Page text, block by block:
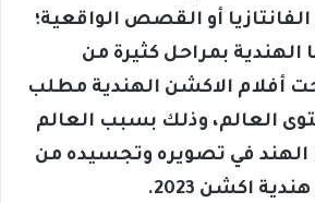
أو القصص الواقعية؛
بمراحل كثيرة من
أفلام الاكشن الهندية مطلب
العالم، وذلك بسبب العالم
الهند في تصويره وتجسيده من
اكشن 2023.